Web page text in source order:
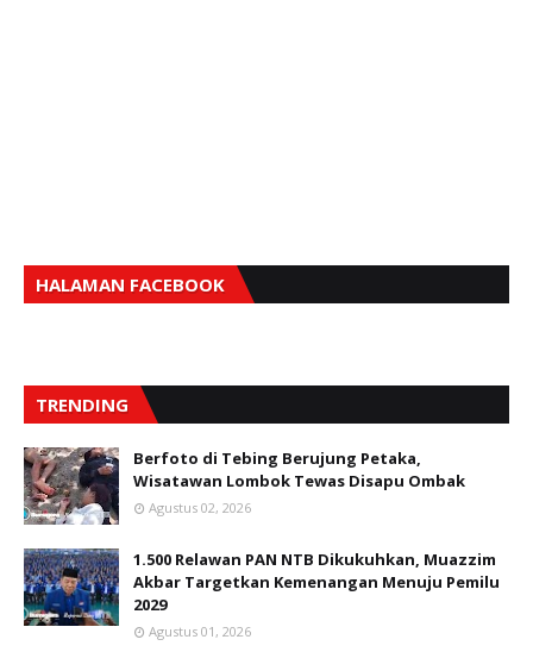
HALAMAN FACEBOOK
TRENDING
Berfoto di Tebing Berujung Petaka,
Wisatawan Lombok Tewas Disapu Ombak
Agustus 02, 2026
1.500 Relawan PAN NTB Dikukuhkan, Muazzim
Akbar Targetkan Kemenangan Menuju Pemilu
2029
Agustus 01, 2026